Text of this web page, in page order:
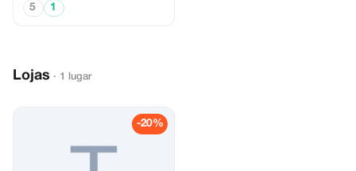
5 1
Lojas · 1 lugar
-20%